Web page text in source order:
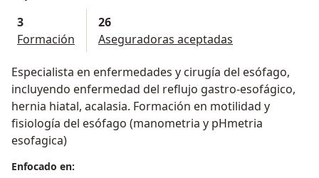
3
Formación
26
Aseguradoras aceptadas
Especialista en enfermedades y cirugía del esófago,
incluyendo enfermedad del reflujo gastro-esofágico,
hernia hiatal, acalasia. Formación en motilidad y
fisiología del esófago (manometria y pHmetria
esofagica)
Enfocado en: